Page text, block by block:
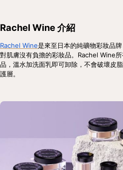
Rachel Wine 介紹
Rachel Wine是來至日本的純礦物彩妝品
對肌膚沒有負擔的彩妝品。Rachel Wine
品，溫水加洗面乳即可卸除，不會破壞皮
護層。